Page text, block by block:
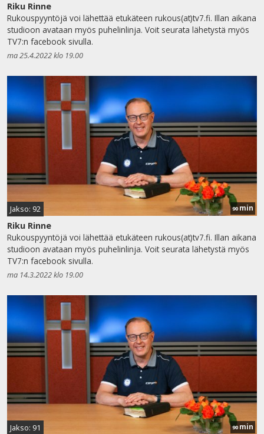
Riku Rinne
Rukouspyyntöjä voi lähettää etukäteen rukous(at)tv7.fi. Illan aikana
studioon avataan myös puhelinlinja. Voit seurata lähetystä myös
TV7:n facebook sivulla.
ma 25.4.2022 klo 19.00
Jakso: 92 90 min
Riku Rinne
Rukouspyyntöjä voi lähettää etukäteen rukous(at)tv7.fi. Illan aikana
studioon avataan myös puhelinlinja. Voit seurata lähetystä myös
TV7:n facebook sivulla.
ma 14.3.2022 klo 19.00
Jakso: 91 90 min